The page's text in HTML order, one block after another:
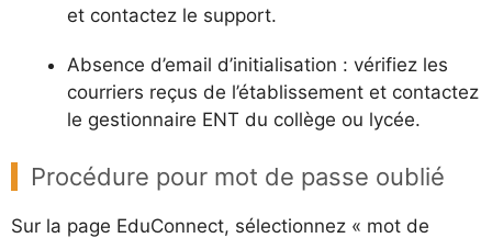
et contactez le support.
Absence d’email d’initialisation : vérifiez les
courriers reçus de l’établissement et contactez
le gestionnaire ENT du collège ou lycée.
Procédure pour mot de passe oublié
Sur la page EduConnect, sélectionnez « mot de